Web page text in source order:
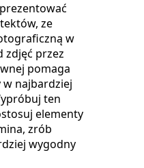
ze
w
zdjęć przez
pomaga
najbardziej
ten
elementy
zrób
wygodny